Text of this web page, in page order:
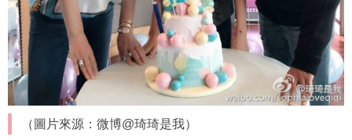
（圖片來源：微博@琦琦是我）